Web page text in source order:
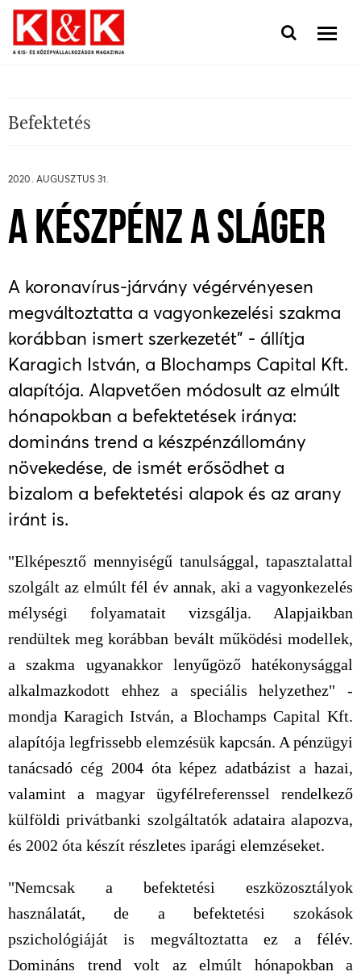
Befektetés
2020. AUGUSZTUS 31.
A KÉSZPÉNZ A SLÁGER
A koronavírus-járvány végérvényesen
megváltoztatta a vagyonkezelési szakma
korábban ismert szerkezetét" - állítja
Karagich István, a Blochamps Capital Kft.
alapítója. Alapvetően módosult az elmúlt
hónapokban a befektetések iránya:
domináns trend a készpénzállomány
növekedése, de ismét erősödhet a
bizalom a befektetési alapok és az arany
iránt is.
"Elképesztő mennyiségű tanulsággal, tapasztalattal
szolgált az elmúlt fél év annak, aki a vagyonkezelés
mélységi folyamatait vizsgálja. Alapjaikban
rendültek meg korábban bevált működési modellek,
a szakma ugyanakkor lenyűgöző hatékonysággal
alkalmazkodott ehhez a speciális helyzethez" -
mondja Karagich István, a Blochamps Capital Kft.
alapítója legfrissebb elemzésük kapcsán. A pénzügyi
tanácsadó cég 2004 óta képez adatbázist a hazai,
valamint a magyar ügyfélreferenssel rendelkező
külföldi privátbanki szolgáltatók adataira alapozva,
és 2002 óta készít részletes iparági elemzéseket.
"Nemcsak a befektetési eszközosztályok
használatát, de a befektetési szokások
pszichológiáját is megváltoztatta ez a félév.
Domináns trend volt az elmúlt hónapokban a